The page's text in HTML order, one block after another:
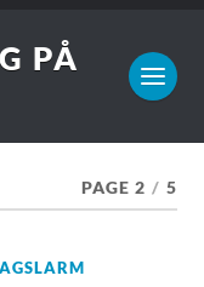
PÅ
PAGE 2 / 5